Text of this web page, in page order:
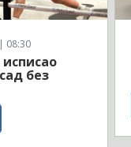
08:30
без